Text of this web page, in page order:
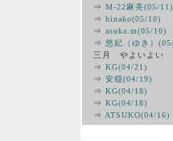
⇒ M-22麻美(05/11)
⇒ hinako(05/10)
⇒ asuka.m(05/10)
⇒ 悠妃（ゆき）
三月 やよいよい
⇒ KG(04/21)
⇒ 安穏(04/19)
⇒ KG(04/18)
⇒ KG(04/18)
⇒ ATSUKO(04/16)